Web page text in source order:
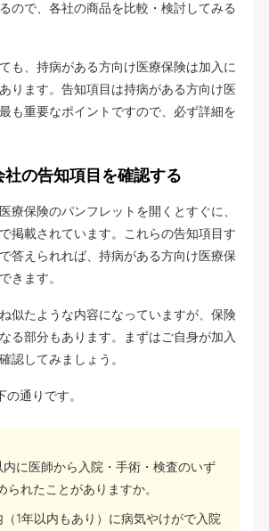
ので、各社の商品を比較・検討してみる
も、持病がある方向け医療保険は加入に
ります。告知項目は持病がある方向け医
も重要なポイントですので、必ず詳細を
社の告知項目を確認する
療保険のパンフレットを開くとすぐに、
掲載されています。これらの告知項目す
答えられれば、持病がある方向け医療保
きます。
似たような内容になっていますが、保険
る部分もあります。まずはご自身が加入
認してみましょう。
通りです。
に医師から入院・手術・検査のいず
られたことがありますか。
1年以内もあり）に病気やけがで入院